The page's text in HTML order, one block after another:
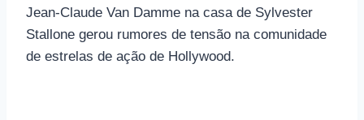
Jean-Claude Van Damme na casa de Sylvester
Stallone gerou rumores de tensão na comunidade
de estrelas de ação de Hollywood.